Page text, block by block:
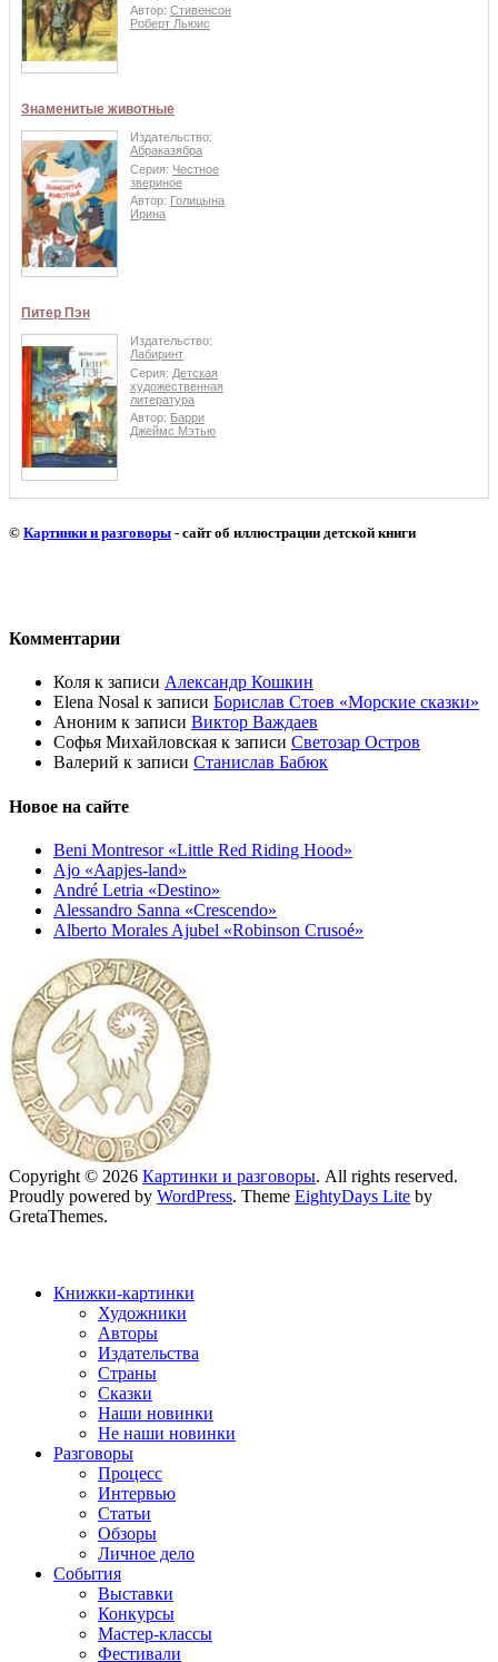
Автор: Стивенсон
Роберт Льюис
Знаменитые животные
Издательство:
Абраказябра
Серия: Честное
звериное
Автор: Голицына
Ирина
Питер Пэн
Издательство:
Лабиринт
Серия: Детская
художественная
литература
Автор: Барри
Джеймс Мэтью
© Картинки и разговоры - сайт об иллюстрации детской книги
Комментарии
Коля к записи Александр Кошкин
Elena Nosal к записи Борислав Стоев «Морские сказки»
Аноним к записи Виктор Важдаев
Софья Михайловская к записи Светозар Остров
Валерий к записи Станислав Бабюк
Новое на сайте
Beni Montresor «Little Red Riding Hood»
Ajo «Aapjes-land»
André Letria «Destino»
Alessandro Sanna «Crescendo»
Alberto Morales Ajubel «Robinson Crusoé»
Copyright © 2026 Картинки и разговоры. All rights reserved.
Proudly powered by WordPress. Theme EightyDays Lite by
GretaThemes.
Книжки-картинки
Художники
Авторы
Издательства
Страны
Сказки
Наши новинки
Не наши новинки
Разговоры
Процесс
Интервью
Статьи
Обзоры
Личное дело
События
Выставки
Конкурсы
Мастер-классы
Фестивали